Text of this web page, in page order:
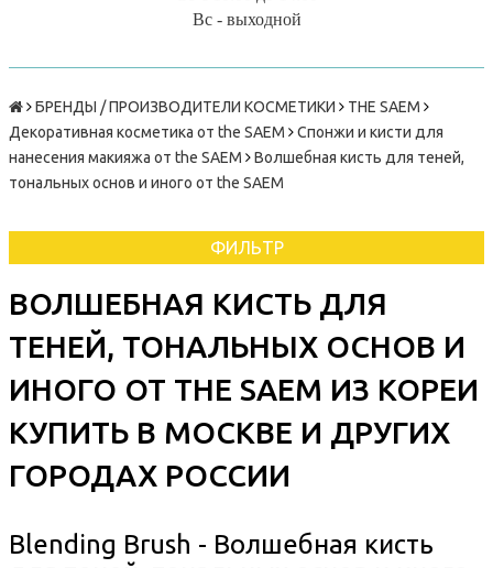
Вс - выходной
БРЕНДЫ / ПРОИЗВОДИТЕЛИ КОСМЕТИКИ
THE SAEM
Декоративная косметика от the SAEM
Спонжи и кисти для
нанесения макияжа от the SAEM
Волшебная кисть для теней,
тональных основ и иного от the SAEM
ФИЛЬТР
ВОЛШЕБНАЯ КИСТЬ ДЛЯ
ТЕНЕЙ, ТОНАЛЬНЫХ ОСНОВ И
ИНОГО ОТ THE SAEM ИЗ КОРЕИ
КУПИТЬ В МОСКВЕ И ДРУГИХ
ГОРОДАХ РОССИИ
Blending Brush - Волшебная кисть